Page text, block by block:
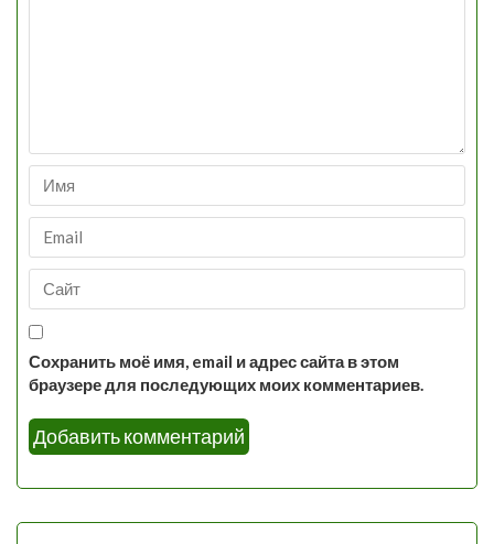
Сохранить моё имя, email и адрес сайта в этом
браузере для последующих моих комментариев.